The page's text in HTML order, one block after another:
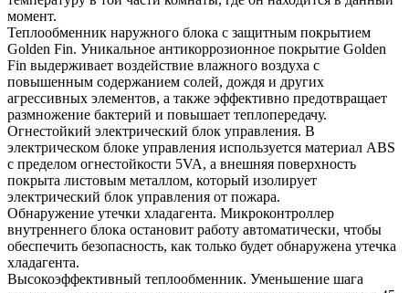
момент.
Теплообменник наружного блока с защитным покрытием
Golden Fin. Уникальное антикоррозионное покрытие Golden
Fin выдерживает воздействие влажного воздуха с
повышенным содержанием солей, дождя и других
агрессивных элементов, а также эффективно предотвращает
размножение бактерий и повышает теплопередачу.
Огнестойкий электрический блок управления. В
электрическом блоке управления используется материал ABS
с пределом огнестойкости 5VA, а внешняя поверхность
покрыта листовым металлом, который изолирует
электрический блок управления от пожара.
Обнаружение утечки хладагента. Микроконтроллер
внутреннего блока остановит работу автоматически, чтобы
обеспечить безопасность, как только будет обнаружена утечка
хладагента.
Высокоэффективный теплообменник. Уменьшение шага